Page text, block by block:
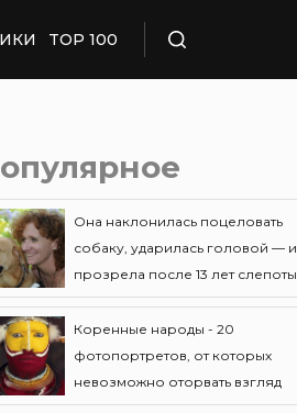
TOP 100
Она наклонилась поцеловать
собаку, ударилась головой — и
прозрела после 13 лет слепоты
Коренные народы - 20
фотопортретов, от которых
невозможно оторвать взгляд